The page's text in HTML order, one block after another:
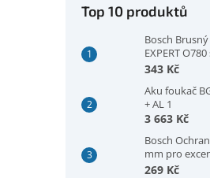
Top 10 produktů
Bosch
EXPERT
G60
343 Kč
Aku foukač
+ AL 1
3 663 Kč
Bosch
mm pro
(2608000690)
269 Kč